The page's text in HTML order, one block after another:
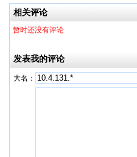
相关评论
暂时还没有评论
发表我的评论
大名：